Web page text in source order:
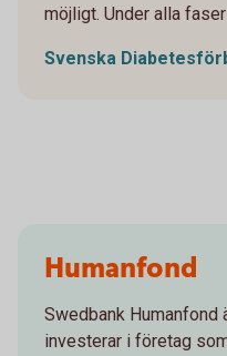
möjligt. Under alla
Svenska
Humanfond
Swedbank Humanfond
investerar i företag